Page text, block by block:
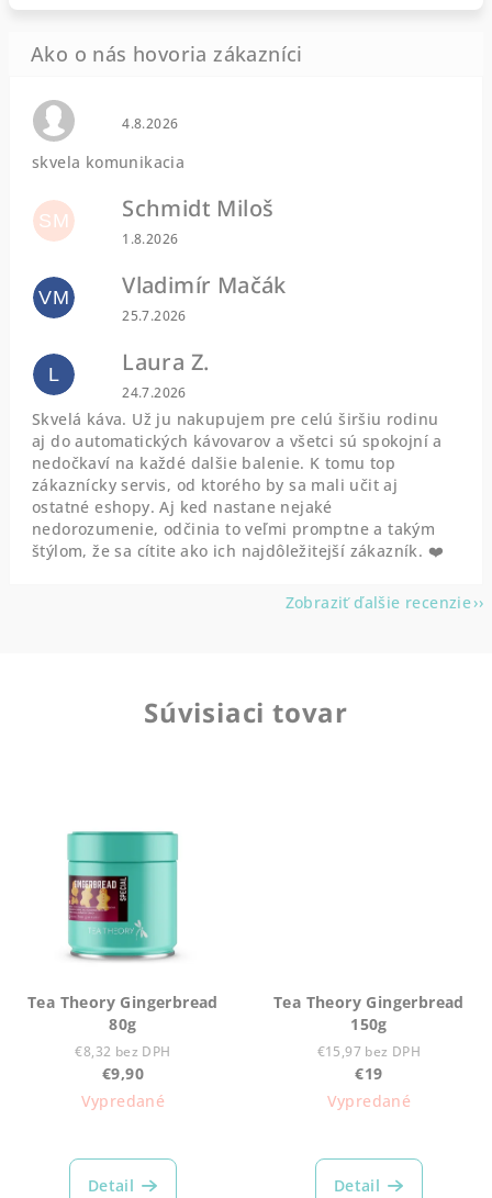
Hodnotenie obchodu je 0 z 5 hviezdičiek.
4.8.2026
skvela komunikacia
SM Schmidt Miloš
Hodnotenie obchodu je 5 z 5 hviezdičiek.
1.8.2026
VM Vladimír Mačák
Hodnotenie obchodu je 5 z 5 hviezdičiek.
25.7.2026
L Laura Z.
Hodnotenie obchodu je 5 z 5 hviezdičiek.
24.7.2026
Skvelá káva. Už ju nakupujem pre celú širšiu rodinu
aj do automatických kávovarov a všetci sú spokojní a
nedočkaví na každé dalšie balenie. K tomu top
zákaznícky servis, od ktorého by sa mali učit aj
ostatné eshopy. Aj ked nastane nejaké
nedorozumenie, odčinia to veľmi promptne a takým
štýlom, že sa cítite ako ich najdôležitejší zákazník. ❤️
Zobraziť ďalšie recenzie
Súvisiaci tovar
Tea Theory Gingerbread
80g
€8,32 bez DPH
€9,90
Vypredané
Detail
Tea Theory Gingerbread
150g
€15,97 bez DPH
€19
Vypredané
Detail